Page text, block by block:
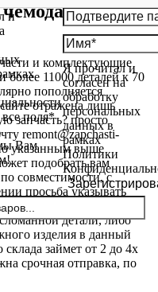
и
поля*
Вам
Я прочитал и
согласен на
обработку
персональных
данных в
рамках
Политики
чемоданам в
и комплектующие
11000 деталей к 70
пополняется
отражена лишь
запчасть? просто
remont@zapchasti-
указанным выше
подобрать вам
совместимости, с
просьба указывать
чемодана. Так же
детали, либо
изделия в данный
займет от 2 до 4х
срочная отправка, по